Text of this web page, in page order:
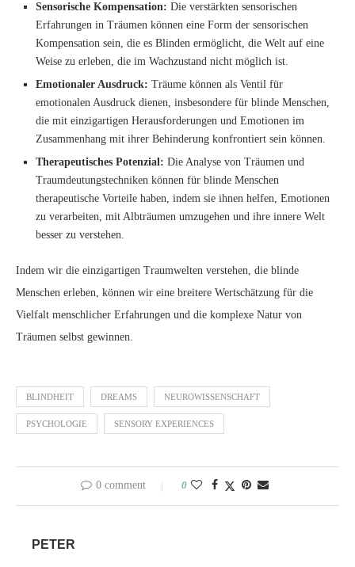
Sensorische Kompensation: Die verstärkten sensorischen
Erfahrungen in Träumen können eine Form der sensorischen
Kompensation sein, die es Blinden ermöglicht, die Welt auf eine
Weise zu erleben, die im Wachzustand nicht möglich ist.
Emotionaler Ausdruck: Träume können als Ventil für
emotionalen Ausdruck dienen, insbesondere für blinde Menschen,
die mit einzigartigen Herausforderungen und Emotionen im
Zusammenhang mit ihrer Behinderung konfrontiert sein können.
Therapeutisches Potenzial: Die Analyse von Träumen und
Traumdeutungstechniken können für blinde Menschen
therapeutische Vorteile haben, indem sie ihnen helfen, Emotionen
zu verarbeiten, mit Albträumen umzugehen und ihre innere Welt
besser zu verstehen.
Indem wir die einzigartigen Traumwelten verstehen, die blinde
Menschen erleben, können wir eine breitere Wertschätzung für die
Vielfalt menschlicher Erfahrungen und die komplexe Natur von
Träumen selbst gewinnen.
BLINDHEIT DREAMS NEUROWISSENSCHAFT
PSYCHOLOGIE SENSORY EXPERIENCES
0 comment 0
PETER